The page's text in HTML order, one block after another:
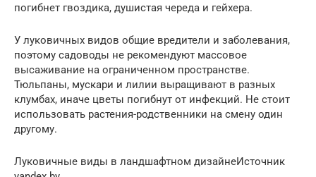
погибнет гвоздика, душистая череда и гейхера.
У луковичных видов общие вредители и заболевания,
поэтому садоводы не рекомендуют массовое
высаживание на ограниченном пространстве.
Тюльпаны, мускари и лилии выращивают в разных
клумбах, иначе цветы погибнут от инфекций. Не стоит
использовать растения-родственники на смену один
другому.
Луковичные виды в ландшафтном дизайнеИсточник